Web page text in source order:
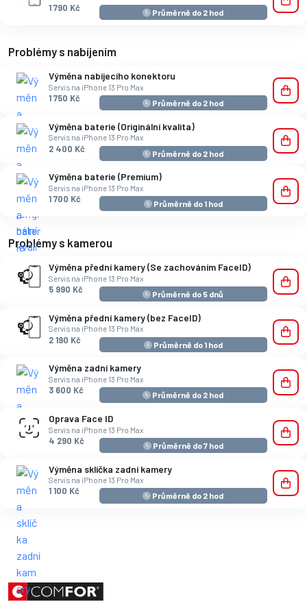
1 790 Kč
Průměrně do 2 hod
Problémy s nabíjením
Výměna nabíjecího konektoru
Servis na iPhone 13 Pro Max
1 750 Kč
Průměrně do 2 hod
Výměna baterie (Originální kvalita)
Servis na iPhone 13 Pro Max
2 400 Kč
Průměrně do 2 hod
Výměna baterie (Premium)
Servis na iPhone 13 Pro Max
1 700 Kč
Průměrně do 1 hod
Problémy s kamerou
Výměna přední kamery (Se zachováním FaceID)
Servis na iPhone 13 Pro Max
5 990 Kč
Průměrně do 5 dnů
Výměna přední kamery (bez FaceID)
Servis na iPhone 13 Pro Max
2 190 Kč
Průměrně do 1 hod
Výměna zadní kamery
Servis na iPhone 13 Pro Max
3 600 Kč
Průměrně do 2 hod
Oprava Face ID
Servis na iPhone 13 Pro Max
4 290 Kč
Průměrně do 7 hod
Výměna sklíčka zadní kamery
Servis na iPhone 13 Pro Max
1 100 Kč
Průměrně do 2 hod